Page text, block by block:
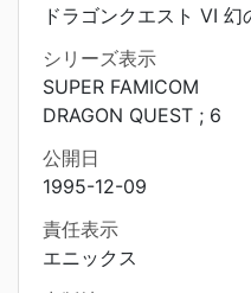
ドラゴンクエスト VI 幻
シリーズ表示
SUPER FAMICOM
DRAGON QUEST ; 6
公開日
1995-12-09
責任表示
エニックス